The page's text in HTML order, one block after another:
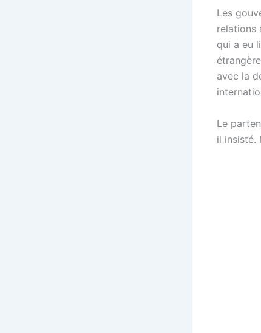
Les
relations
qui a eu
avec la
Le
il insisté.